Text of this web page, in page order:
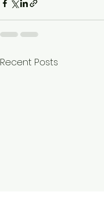
Recent Posts